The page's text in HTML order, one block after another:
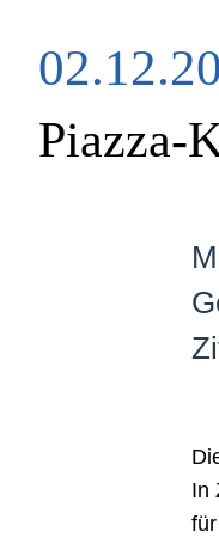
Piazza-
In